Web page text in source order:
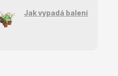
Jak vypadá balení